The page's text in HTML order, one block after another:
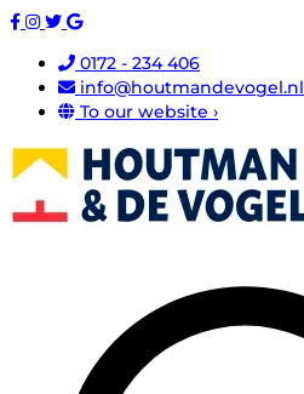
0172 - 234 406
info@houtmandevogel.nl
To our website ›